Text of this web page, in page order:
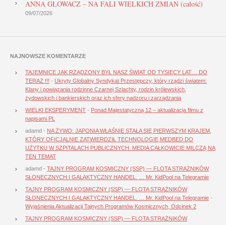
ANNA GŁOWACZ – NA FALI WIELKICH ZMIAN (całość)
09/07/2026
NAJNOWSZE KOMENTARZE
TAJEMNICE JAK RZĄDZONY BYŁ NASZ ŚWIAT OD TYSIĘCY LAT… DO
TERAZ !!! - Ukryty Globalny Syndykat Przestępczy, który rządzi światem:
Klany i powiązania rodzinne Czarnej Szlachty, rodzin królewskich,
żydowskich i bankierskich oraz ich sfery nadzoru i zarządzania
WIELKI EKSPERYMENT - Ponad Majestatyczną 12 – aktualizacja filmu z
napisami PL
adamd - NA ŻYWO: JAPONIA WŁAŚNIE STAŁA SIĘ PIERWSZYM KRAJEM,
KTÓRY OFICJALNIE ZATWIERDZIŁ TECHNOLOGIĘ MEDBED DO
UŻYTKU W SZPITALACH PUBLICZNYCH. MEDIA CAŁKOWICIE MILCZĄ NA
TEN TEMAT
adamd - TAJNY PROGRAM KOSMICZNY (SSP) — FLOTA STRAŻNIKÓW
SŁONECZNYCH I GALAKTYCZNY HANDEL. … Mr. KidPool na Telegramie
TAJNY PROGRAM KOSMICZNY (SSP) — FLOTA STRAŻNIKÓW
SŁONECZNYCH I GALAKTYCZNY HANDEL. … Mr. KidPool na Telegramie -
Wyjaśnienia Aktualizacji Tajnych Programów Kosmicznych, Odcinek 2
TAJNY PROGRAM KOSMICZNY (SSP) — FLOTA STRAŻNIKÓW